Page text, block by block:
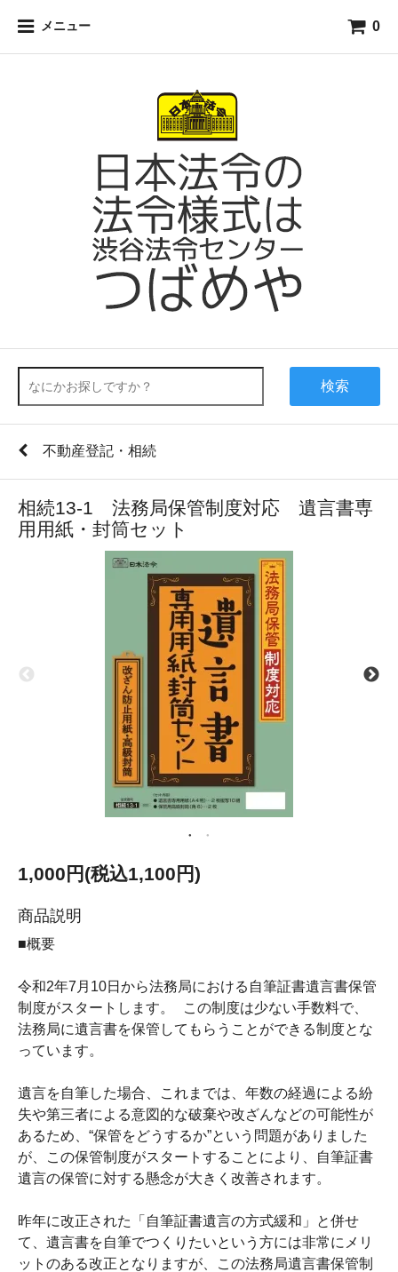
メニュー 0
検索
不動産登記・相続
相続13-1 法務局保管制度対応 遺言書専
用用紙・封筒セット
1,000円(税込1,100円)
商品説明
■概要
令和2年7月10日から法務局における自筆証書遺言書保管
制度がスタートします。 この制度は少ない手数料で、
法務局に遺言書を保管してもらうことができる制度とな
っています。
遺言を自筆した場合、これまでは、年数の経過による紛
失や第三者による意図的な破棄や改ざんなどの可能性が
あるため、“保管をどうするか”という問題がありました
が、この保管制度がスタートすることにより、自筆証書
遺言の保管に対する懸念が大きく改善されます。
昨年に改正された「自筆証書遺言の方式緩和」と併せ
て、遺言書を自筆でつくりたいという方には非常にメリ
ットのある改正となりますが、この法務局遺言書保管制